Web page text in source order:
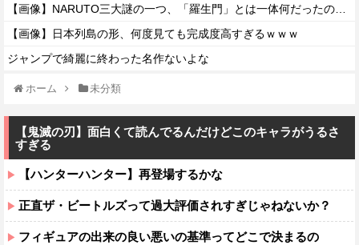
【画像】日本列島の形、何度見ても完成度高すぎるｗｗｗ
ジャンプで綺麗に終わった名作ないよな
ホーム 未分類
【鬼滅の刃】面白くて読んでるんだけどこのキャラがうるさ
すぎる
【ハンターハンター】再登場するかな
正直ザ・ビートルズって過大評価されすぎじゃねないか？
フィギュアの出来の良い悪いの基準ってどこで決まるの